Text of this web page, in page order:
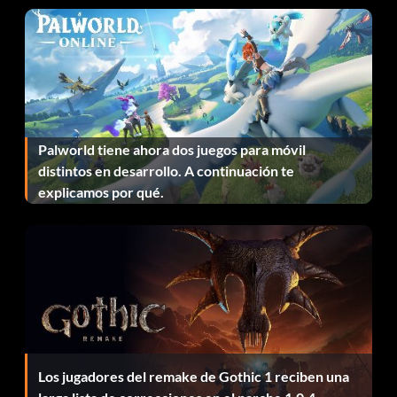
Aerodeslizador:-BKQBAU
Coches RC:-PFKCXQ
Superenfoque:-WSNBSB
el código de acceso debe ser 1154
Todos los coches: introduzca WWACNU
Todas las dificultades: introduzca AUNAMA
Todas las piezas: introducir UZVLLB
Todas las pistas: introduzca XWUDBU
Baja Buggy: entrar en PHOUOT
Palworld tiene ahora dos juegos para móvil
distintos en desarrollo. A continuación te
explicamos por qué.
Los jugadores del remake de Gothic 1 reciben una